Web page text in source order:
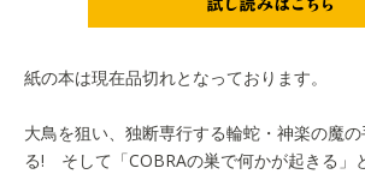
紙の本は現在品切れとなっております。
大鳥を狙い、独断専行する輪蛇・神楽の魔の
る! そして「COBRAの巣で何かが起きる」